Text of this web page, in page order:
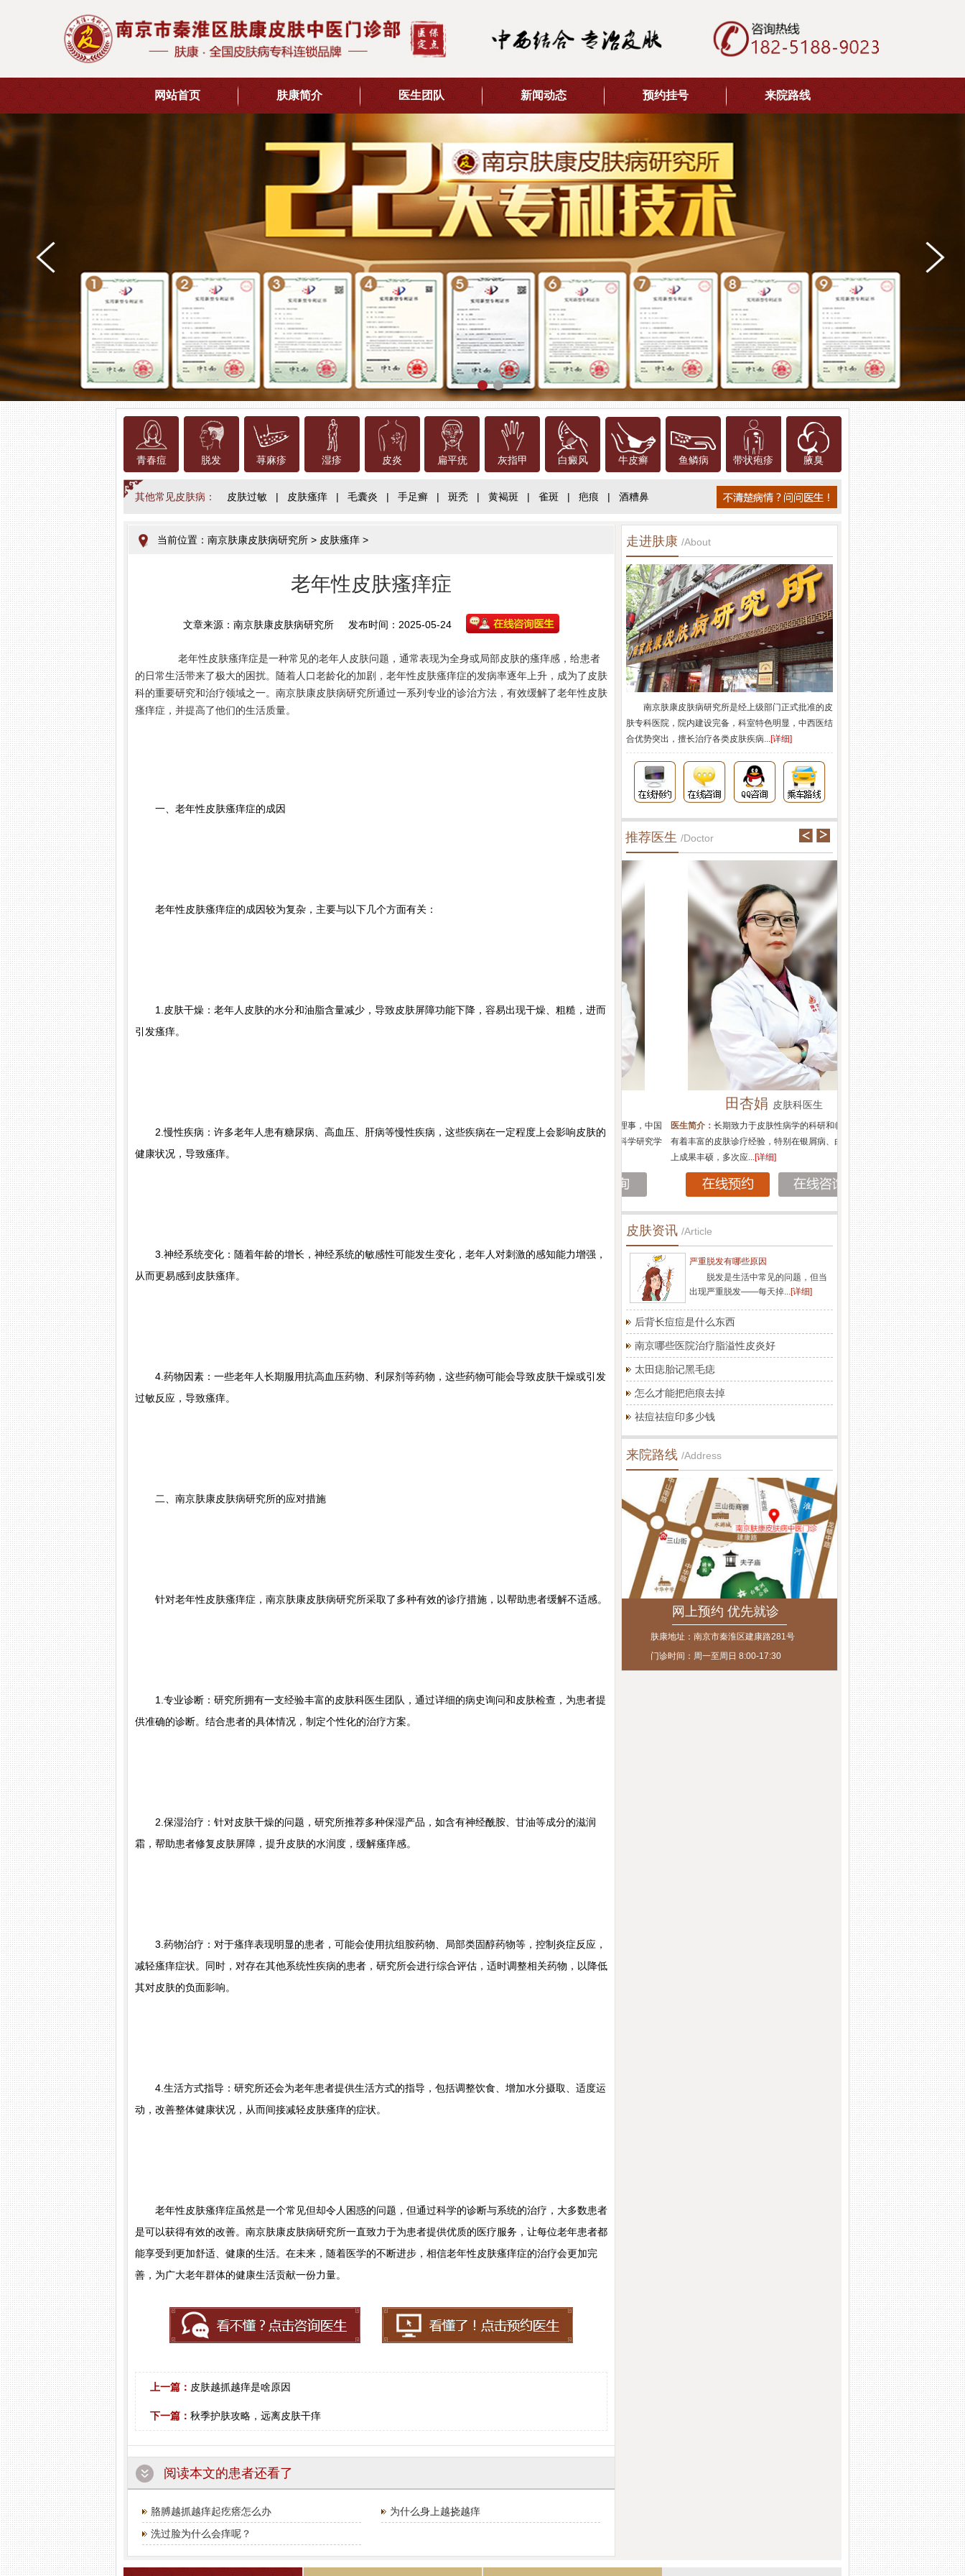
网站首页 肤康简介 医生团队 新闻动态 预约挂号 来院路线
青春痘 脱发 荨麻疹 湿疹 皮炎 扁平疣 灰指甲 白癜风 牛皮癣 鱼鳞病 带状疱疹 腋臭
其他常见皮肤病： 皮肤过敏 | 皮肤瘙痒 | 毛囊炎 | 手足癣 | 斑秃 | 黄褐斑 | 雀斑 | 疤痕 | 酒糟鼻
当前位置： 南京肤康皮肤病研究所 > 皮肤瘙痒 >
老年性皮肤瘙痒症
文章来源：南京肤康皮肤病研究所 发布时间：2025-05-24
老年性皮肤瘙痒症是一种常见的老年人皮肤问题，通常表现为全身或局部皮肤的瘙痒感，给患者
的日常生活带来了极大的困扰。随着人口老龄化的加剧，老年性皮肤瘙痒症的发病率逐年上升，成为了皮肤
科的重要研究和治疗领域之一。南京肤康皮肤病研究所通过一系列专业的诊治方法，有效缓解了老年性皮肤
瘙痒症，并提高了他们的生活质量。
一、老年性皮肤瘙痒症的成因
老年性皮肤瘙痒症的成因较为复杂，主要与以下几个方面有关：
1.皮肤干燥：老年人皮肤的水分和油脂含量减少，导致皮肤屏障功能下降，容易出现干燥、粗糙，进而
引发瘙痒。
2.慢性疾病：许多老年人患有糖尿病、高血压、肝病等慢性疾病，这些疾病在一定程度上会影响皮肤的
健康状况，导致瘙痒。
3.神经系统变化：随着年龄的增长，神经系统的敏感性可能发生变化，老年人对刺激的感知能力增强，
从而更易感到皮肤瘙痒。
4.药物因素：一些老年人长期服用抗高血压药物、利尿剂等药物，这些药物可能会导致皮肤干燥或引发
过敏反应，导致瘙痒。
二、南京肤康皮肤病研究所的应对措施
针对老年性皮肤瘙痒症，南京肤康皮肤病研究所采取了多种有效的诊疗措施，以帮助患者缓解不适感。
1.专业诊断：研究所拥有一支经验丰富的皮肤科医生团队，通过详细的病史询问和皮肤检查，为患者提
供准确的诊断。结合患者的具体情况，制定个性化的治疗方案。
2.保湿治疗：针对皮肤干燥的问题，研究所推荐多种保湿产品，如含有神经酰胺、甘油等成分的滋润
霜，帮助患者修复皮肤屏障，提升皮肤的水润度，缓解瘙痒感。
3.药物治疗：对于瘙痒表现明显的患者，可能会使用抗组胺药物、局部类固醇药物等，控制炎症反应，
减轻瘙痒症状。同时，对存在其他系统性疾病的患者，研究所会进行综合评估，适时调整相关药物，以降低
其对皮肤的负面影响。
4.生活方式指导：研究所还会为老年患者提供生活方式的指导，包括调整饮食、增加水分摄取、适度运
动，改善整体健康状况，从而间接减轻皮肤瘙痒的症状。
老年性皮肤瘙痒症虽然是一个常见但却令人困惑的问题，但通过科学的诊断与系统的治疗，大多数患者
是可以获得有效的改善。南京肤康皮肤病研究所一直致力于为患者提供优质的医疗服务，让每位老年患者都
能享受到更加舒适、健康的生活。在未来，随着医学的不断进步，相信老年性皮肤瘙痒症的治疗会更加完
善，为广大老年群体的健康生活贡献一份力量。
上一篇： 皮肤越抓越痒是啥原因
下一篇： 秋季护肤攻略，远离皮肤干痒
阅读本文的患者还看了
胳膊越抓越痒起疙瘩怎么办
为什么身上越挠越痒
洗过脸为什么会痒呢？
走进肤康 /About
南京肤康皮肤病研究所是经上级部门正式批准的皮
肤专科医院，院内建设完备，科室特色明显，中西医结
合优势突出，擅长治疗各类皮肤疾病...[详细]
推荐医生 /Doctor
苏国水 执业医师
介：苏国水,南京肤康皮肤病研究所执业医师,对
，白癜风，鱼鳞病，脱发，顽固性慢性荨麻疹，
各类皮炎，痤...[详细]
医生简介： 顾富祥,主任医师,南京鼓楼医院皮肤科主任
态反应性皮肤病（湿...
医生简介：
中国康复技术转化及发展促进会理事，中国
皮肤科医生
医生简介：
长期致力于皮肤性病学的科研和临床工作，
有着丰富的皮肤诊疗经验，特别在银屑病、白癜风科研
上成果丰硕，多次应...[详细]
皮肤资讯 /Article
严重脱发有哪些原因
脱发是生活中常见的问题，但当
出现严重脱发——每天掉...[详细]
后背长痘痘是什么东西
南京哪些医院治疗脂溢性皮炎好
太田痣胎记黑毛痣
怎么才能把疤痕去掉
祛痘祛痘印多少钱
来院路线 /Address
网上预约 优先就诊
肤康地址：南京市秦淮区建康路281号
门诊时间：周一至周日 8:00-17:30